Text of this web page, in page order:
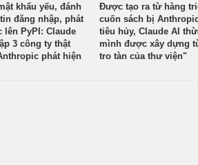
khẩu yếu, đánh
đăng nhập, phát
lên PyPI: Claude
3 công ty thật
phát hiện
Được tạo ra từ hàng
cuốn sách bị
tiêu hủy, Claude AI
mình được xây dựng
tro tàn của thư viện"